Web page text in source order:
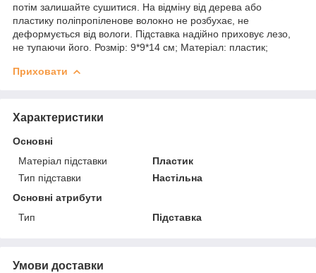
потім залишайте сушитися. На відміну від дерева або
пластику поліпропіленове волокно не розбухає, не
деформується від вологи. Підставка надійно приховує лезо,
не тупаючи його. Розмір: 9*9*14 см; Матеріал: пластик;
Приховати
Характеристики
Основні
Матеріал підставки
Пластик
Тип підставки
Настільна
Основні атрибути
Тип
Підставка
Умови доставки